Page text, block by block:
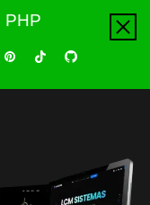
PHP
PinterestTiktokGithub